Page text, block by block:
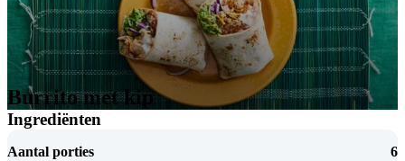
Burrito met kip
Ingrediënten
Aantal porties 6